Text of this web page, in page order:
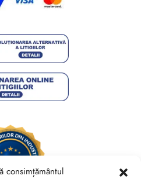
consimțământul